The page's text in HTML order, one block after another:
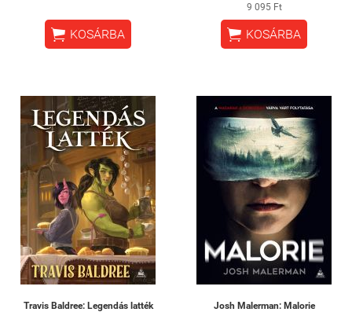
 KOSÁRBA
9 095 Ft
 KOSÁRBA
Travis Baldree: Legendás latték
Josh Malerman: Malorie